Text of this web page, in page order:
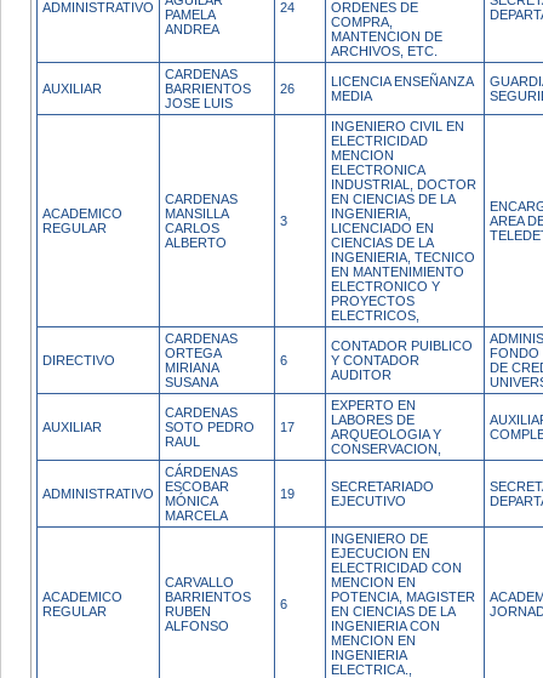
ADMINISTRATIVO
PAMELA
ANDREA
24
ORDENES DE
COMPRA,
MANTENCION DE
ARCHIVOS, ETC.
AUXILIAR
CARDENAS
BARRIENTOS
JOSE LUIS
26
LICENCIA ENSEÑANZA
MEDIA
ACADEMICO
REGULAR
CARDENAS
MANSILLA
CARLOS
ALBERTO
3
INGENIERO CIVIL EN
ELECTRICIDAD
MENCION
ELECTRONICA
INDUSTRIAL, DOCTOR
EN CIENCIAS DE LA
INGENIERIA,
LICENCIADO EN
CIENCIAS DE LA
INGENIERIA, TECNICO
EN MANTENIMIENTO
ELECTRONICO Y
PROYECTOS
ELECTRICOS,
AREA
DIRECTIVO
CARDENAS
ORTEGA
MIRIANA
SUSANA
6
CONTADOR PUIBLICO
Y CONTADOR
AUDITOR
FONDO
DE
AUXILIAR
CARDENAS
SOTO PEDRO
RAUL
17
EXPERTO EN
LABORES DE
ARQUEOLOGIA Y
CONSERVACION,
ADMINISTRATIVO
CÁRDENAS
ESCOBAR
MÓNICA
MARCELA
19
SECRETARIADO
EJECUTIVO
ACADEMICO
REGULAR
CARVALLO
BARRIENTOS
RUBEN
ALFONSO
6
INGENIERO DE
EJECUCION EN
ELECTRICIDAD CON
MENCION EN
POTENCIA, MAGISTER
EN CIENCIAS DE LA
INGENIERIA CON
MENCION EN
INGENIERIA
ELECTRICA.,